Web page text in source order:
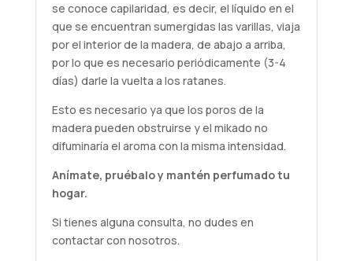
se conoce capilaridad, es decir, el líquido en el
que se encuentran sumergidas las varillas, viaja
por el interior de la madera, de abajo a arriba,
por lo que es necesario periódicamente (3-4
días) darle la vuelta a los ratanes.
Esto es necesario ya que los poros de la
madera pueden obstruirse y el mikado no
difuminaría el aroma con la misma intensidad.
Anímate, pruébaloy mantén perfumado tu
hogar.
Si tienes alguna consulta, no dudes en
contactar con nosotros.